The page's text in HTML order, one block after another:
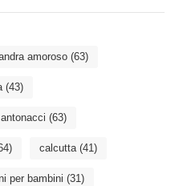
amoroso(63)
(43)
(63)
calcutta(41)
per bambini (31)